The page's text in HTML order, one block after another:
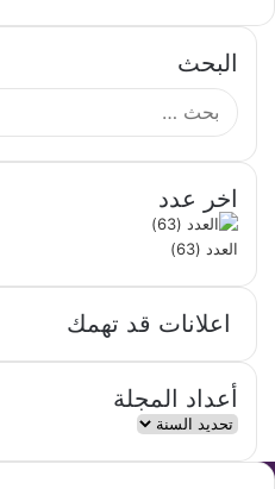
البحث
اخر عدد
العدد (63)
اعلانات قد تهمك
أعداد المجلة